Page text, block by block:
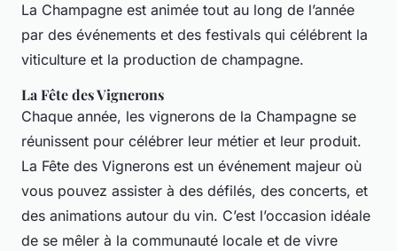
La Champagne est animée tout au long de l’année
par des événements et des festivals qui célébrent la
viticulture et la production de champagne.
La Fête des Vignerons
Chaque année, les vignerons de la Champagne se
réunissent pour célébrer leur métier et leur produit.
La Fête des Vignerons est un événement majeur où
vous pouvez assister à des défilés, des concerts, et
des animations autour du vin. C’est l’occasion idéale
de se mêler à la communauté locale et de vivre